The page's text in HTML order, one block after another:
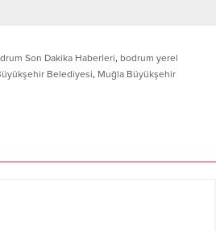
Son Dakika Haberleri, bodrum yerel
Belediyesi, Muğla Büyükşehir